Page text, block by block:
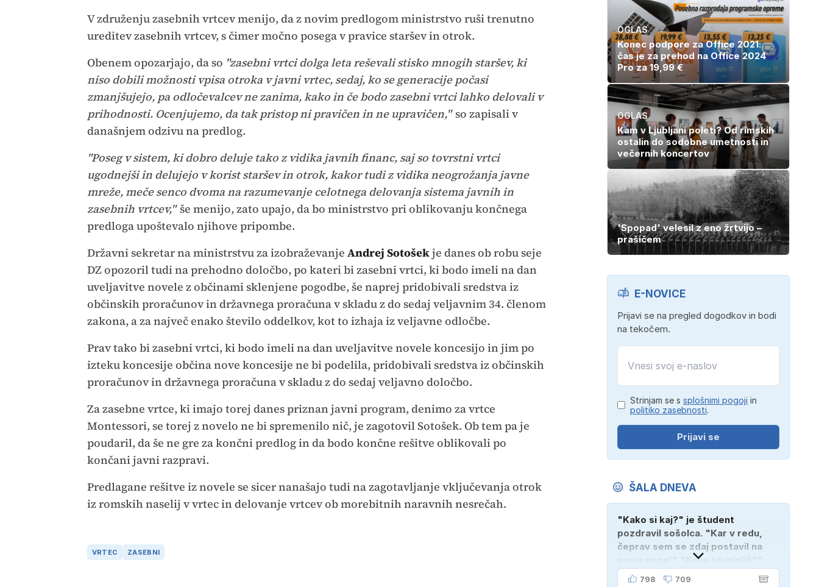
V združenju zasebnih vrtcev menijo, da z novim predlogom ministrstvo ruši trenutno
ureditev zasebnih vrtcev, s čimer močno posega v pravice staršev in otrok.
Obenem opozarjajo, da so "zasebni vrtci dolga leta reševali stisko mnogih staršev, ki
niso dobili možnosti vpisa otroka v javni vrtec, sedaj, ko se generacije počasi
zmanjšujejo, pa odločevalcev ne zanima, kako in če bodo zasebni vrtci lahko delovali v
prihodnosti. Ocenjujemo, da tak pristop ni pravičen in ne upravičen,"so zapisali v
današnjem odzivu na predlog.
"Poseg v sistem, ki dobro deluje tako z vidika javnih financ, saj so tovrstni vrtci
ugodnejši in delujejo v korist staršev in otrok, kakor tudi z vidika neogrožanja javne
mreže, meče senco dvoma na razumevanje celotnega delovanja sistema javnih in
zasebnih vrtcev,"še menijo, zato upajo, da bo ministrstvo pri oblikovanju končnega
predloga upoštevalo njihove pripombe.
Državni sekretar na ministrstvu za izobraževanje Andrej Sotošekje danes ob robu seje
DZ opozoril tudi na prehodno določbo, po kateri bi zasebni vrtci, ki bodo imeli na dan
uveljavitve novele z občinami sklenjene pogodbe, še naprej pridobivali sredstva iz
občinskih proračunov in državnega proračuna v skladu z do sedaj veljavnim 34. členom
zakona, a za največ enako število oddelkov, kot to izhaja iz veljavne odločbe.
Prav tako bi zasebni vrtci, ki bodo imeli na dan uveljavitve novele koncesijo in jim po
izteku koncesije občina nove koncesije ne bi podelila, pridobivali sredstva iz občinskih
proračunov in državnega proračuna v skladu z do sedaj veljavno določbo.
Za zasebne vrtce, ki imajo torej danes priznan javni program, denimo za vrtce
Montessori, se torej z novelo ne bi spremenilo nič, je zagotovil Sotošek. Ob tem pa je
poudaril, da še ne gre za končni predlog in da bodo končne rešitve oblikovali po
končani javni razpravi.
Predlagane rešitve iz novele se sicer nanašajo tudi na zagotavljanje vključevanja otrok
iz romskih naselij v vrtec in delovanje vrtcev ob morebitnih naravnih nesrečah.
VRTEC ZASEBNI
OGLAS
Konec podpore za Office 2021:
čas je za prehod na Office 2024
Pro za 19,99 €
OGLAS
Kam v Ljubljani poleti? Od rimskih
ostalin do sodobne umetnosti in
večernih koncertov
'Spopad' velesil z eno žrtvijo –
prašičem
E-NOVICE
Prijavi se na pregled dogodkov in bodi
na tekočem.
Strinjam se s splošnimi pogoji in
politiko zasebnosti.
Prijavi se
ŠALA DNEVA
"Kako si kaj?" je študent
pozdravil sošolca. "Kar v redu,
čeprav sem se zdaj postavil na
svoje noge!" "Kako to misliš?"
"Oče mi je vzel avto!"
798 709